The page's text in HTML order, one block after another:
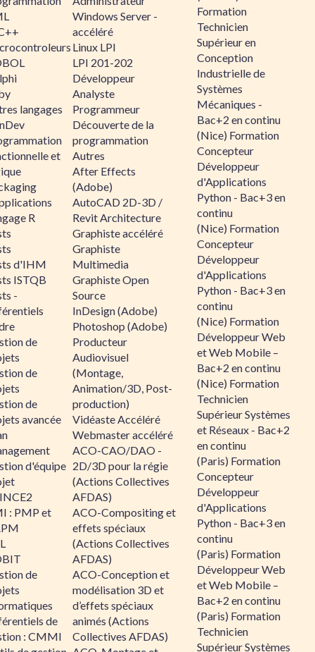
langages
et
R
d'IHM
ISTQB
-
de
de
de
avancée
d'équipe
: PMP et
de
de
: CMMI
Windows Server -
accéléré
Linux LPI
LPI 201-202
Développeur
Analyste
Programmeur
Découverte de la
programmation
Autres
After Effects
(Adobe)
AutoCAD 2D-3D /
Revit Architecture
Graphiste accéléré
Graphiste
Multimedia
Graphiste Open
Source
InDesign (Adobe)
Photoshop (Adobe)
Producteur
Audiovisuel
(Montage,
Animation/3D, Post-
production)
Vidéaste Accéléré
Webmaster accéléré
ACO-CAO/DAO -
2D/3D pour la régie
(Actions Collectives
AFDAS)
ACO-Compositing et
effets spéciaux
(Actions Collectives
AFDAS)
ACO-Conception et
modélisation 3D et
d’effets spéciaux
animés (Actions
Collectives AFDAS)
Formation
Technicien
Supérieur en
Conception
Industrielle de
Systèmes
Mécaniques -
Bac+2 en continu
(Nice) Formation
Concepteur
Développeur
d'Applications
Python - Bac+3 en
continu
(Nice) Formation
Concepteur
Développeur
d'Applications
Python - Bac+3 en
continu
(Nice) Formation
Développeur Web
et Web Mobile –
Bac+2 en continu
(Nice) Formation
Technicien
Supérieur Systèmes
et Réseaux - Bac+2
en continu
(Paris) Formation
Concepteur
Développeur
d'Applications
Python - Bac+3 en
continu
(Paris) Formation
Développeur Web
et Web Mobile –
Bac+2 en continu
(Paris) Formation
Technicien
Supérieur Systèmes